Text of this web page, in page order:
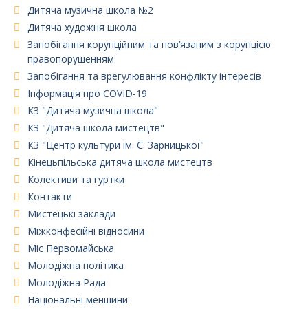
Дитяча музична школа №2
Дитяча художня школа
Запобігання корупційним та пов’язаним з корупцією
правопорушенням
Запобігання та врегулювання конфлікту інтересів
Інформація про COVID-19
КЗ "Дитяча музична школа"
КЗ "Дитяча школа мистецтв"
КЗ "Центр культури ім. Є. Зарницької"
Кінецьпільська дитяча школа мистецтв
Колективи та гуртки
Контакти
Мистецькі заклади
Міжконфесійні відносини
Міс Первомайська
Молодіжна політика
Молодіжна Рада
Національні меншини